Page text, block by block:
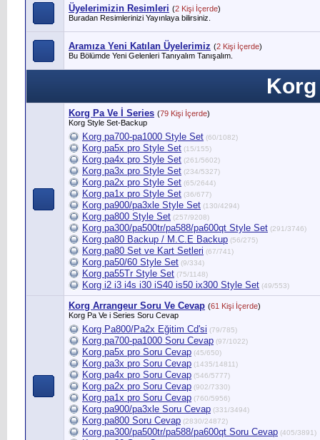
Üyelerimizin Resimleri (2 Kişi İçerde)
Buradan Resimlerinizi Yayınlaya bilirsiniz.
Aramıza Yeni Katılan Üyelerimiz (2 Kişi İçerde)
Bu Bölümde Yeni Gelenleri Tanıyalım Tanışalım.
Korg Pa Ve İ Series (79 Kişi İçerde)
Korg Style Set-Backup
Korg pa700-pa1000 Style Set (60/1082)
Korg pa5x pro Style Set (15/155)
Korg pa4x pro Style Set (261/5602)
Korg pa3x pro Style Set (234/5327)
Korg pa2x pro Style Set (65/2644)
Korg pa1x pro Style Set (36/677)
Korg pa900/pa3xle Style Set (130/4294)
Korg pa800 Style Set (257/9208)
Korg pa300/pa500tr/pa588/pa600qt Style Set (291/3746)
Korg pa80 Backup / M.C.E Backup (56/275)
Korg pa80 Set ve Kart Setleri (67/741)
Korg pa50/60 Style Set (9/334)
Korg pa55Tr Style Set (75/1148)
Korg i2 i3 i4s i30 iS40 is50 ix300 Style Set (49/553)
Korg Arrangeur Soru Ve Cevap (61 Kişi İçerde)
Korg Pa Ve i Series Soru Cevap
Korg Pa800/Pa2x Eğitim Cd'si (79/785)
Korg pa700-pa1000 Soru Cevap (97/1022)
Korg pa5x pro Soru Cevap (45/650)
Korg pa3x pro Soru Cevap (1435/14811)
Korg pa4x pro Soru Cevap (546/5777)
Korg pa2x pro Soru Cevap (902/7330)
Korg pa1x pro Soru Cevap (760/5956)
Korg pa900/pa3xle Soru Cevap (331/3494)
Korg pa800 Soru Cevap (2830/24872)
Korg pa300/pa500tr/pa588/pa600qt Soru Cevap (405/3891)